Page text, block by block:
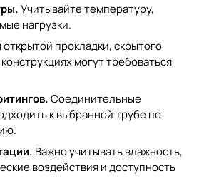
Учитывайте температуру,
нагрузки.
прокладки, скрытого
могут требоваться
Соединительные
к выбранной трубе по
Важно учитывать влажность,
воздействия и доступность